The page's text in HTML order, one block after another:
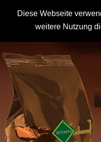
Diese Webseite
weitere Nutzung